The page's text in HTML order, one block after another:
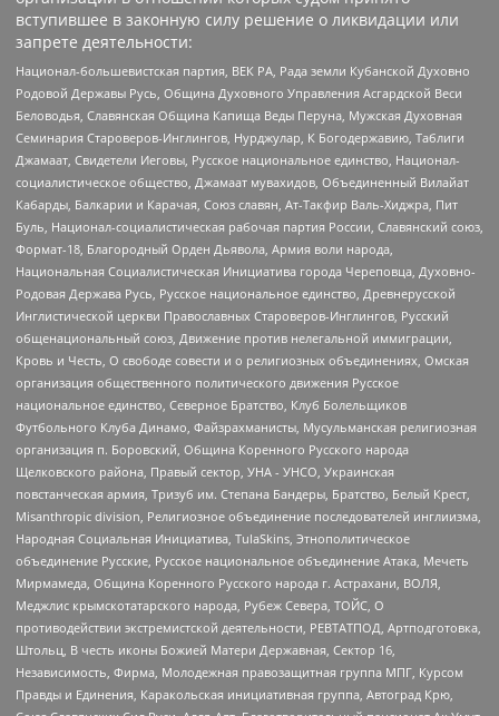
вступившее в законную силу решение о ликвидации или
запрете деятельности:
Национал-большевистская партия, ВЕК РА, Рада земли Кубанской Духовно
Родовой Державы Русь, Община Духовного Управления Асгардской Веси
Беловодья, Славянская Община Капища Веды Перуна, Мужская Духовная
Семинария Староверов-Инглингов, Нурджулар, К Богодержавию, Таблиги
Джамаат, Свидетели Иеговы, Русское национальное единство, Национал-
социалистическое общество, Джамаат мувахидов, Объединенный Вилайат
Кабарды, Балкарии и Карачая, Союз славян, Ат-Такфир Валь-Хиджра, Пит
Буль, Национал-социалистическая рабочая партия России, Славянский союз,
Формат-18, Благородный Орден Дьявола, Армия воли народа,
Национальная Социалистическая Инициатива города Череповца, Духовно-
Родовая Держава Русь, Русское национальное единство, Древнерусской
Инглистической церкви Православных Староверов-Инглингов, Русский
общенациональный союз, Движение против нелегальной иммиграции,
Кровь и Честь, О свободе совести и о религиозных объединениях, Омская
организация общественного политического движения Русское
национальное единство, Северное Братство, Клуб Болельщиков
Футбольного Клуба Динамо, Файзрахманисты, Мусульманская религиозная
организация п. Боровский, Община Коренного Русского народа
Щелковского района, Правый сектор, УНА - УНСО, Украинская
повстанческая армия, Тризуб им. Степана Бандеры, Братство, Белый Крест,
Misanthropic division, Религиозное объединение последователей инглиизма,
Народная Социальная Инициатива, TulaSkins, Этнополитическое
объединение Русские, Русское национальное объединение Атака, Мечеть
Мирмамеда, Община Коренного Русского народа г. Астрахани, ВОЛЯ,
Меджлис крымскотатарского народа, Рубеж Севера, ТОЙС, О
противодействии экстремистской деятельности, РЕВТАТПОД, Артподготовка,
Штольц, В честь иконы Божией Матери Державная, Сектор 16,
Независимость, Фирма, Молодежная правозащитная группа МПГ, Курсом
Правды и Единения, Каракольская инициативная группа, Автоград Крю,